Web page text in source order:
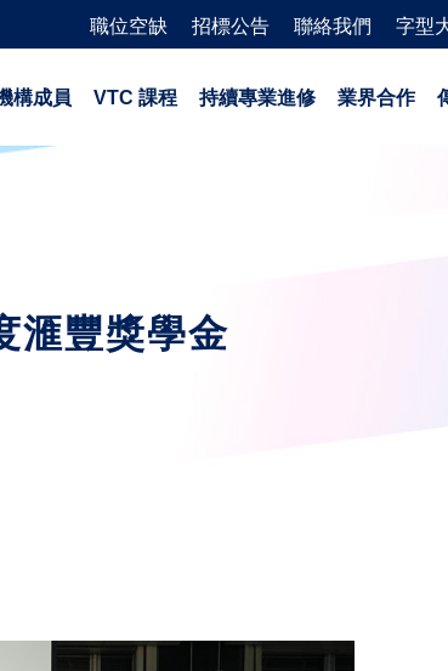
職位空缺 招標公告 聯絡我們 字型
構成員 VTC 課程 持續專業進修 業界合作
滙豐獎學金